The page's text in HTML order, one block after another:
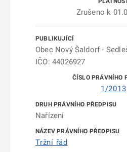
Zrušeno k
Obec Nový Šaldorf -
IČO: 44026927
1/2013
Nařízení
Tržní řád